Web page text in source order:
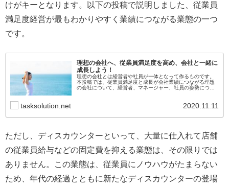
けがキーとなります。以下の投稿で説明しました、従業員
満足度経営が最もわかりやすく業績につながる業態の一つ
です。
理想の会社へ、従業員満足度を高め、会社と一緒に
成長しよう！
理想の会社とは経営者や社員が一体となって作るものです。
本投稿では、従業員満足度と成長が会社業績につながる理想
の会社について、経営者、マネージャー、社員の姿勢につい
tasksolution.net 2020.11.11
ただし、ディスカウンターといって、大量に仕入れて店舗
の従業員給与などの固定費を抑える業態は、その限りでは
ありません。この業態は、従業員にノウハウがたまらない
ため、年代の経過とともに新たなディスカウンターの登場